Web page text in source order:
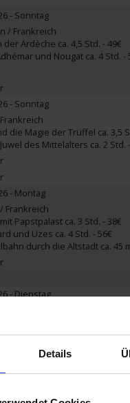
Details
- Sonntag
/ Frankreich
Ardèche ca. 4,5 Std. - 49€
und Nougat ca. 4 Std. -
- Sonntag
die Magie der Trüffel ca. 3,5
des Mittelalters ca. 2 Std.
- Montag
Frankreich
Papstpalast ca. 3 Std. - 38€
und Uzes ca. 4 Std. - 56€
durch die Altstadt ca. 45
- Dienstag
6 Std. - 62€
aus der Vogelperspektive -
und Museum - ca. 4 Std. -